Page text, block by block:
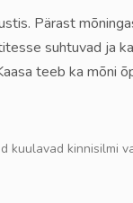
Pärast
suhtuvad ja
teeb ka mõni
kuulavad kinnisilmi